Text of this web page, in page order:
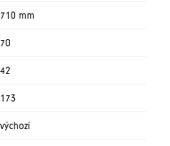
710 mm
70
42
173
výchozí